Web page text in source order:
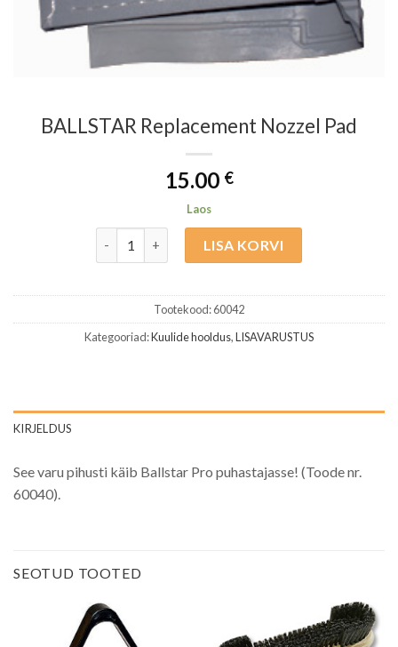
BALLSTAR Replacement Nozzel Pad
15.00 €
Laos
LISA KORVI
Tootekood:60042
Kategooriad:Kuulide hooldus,LISAVARUSTUS
KIRJELDUS
See varu pihusti käib Ballstar Pro puhastajasse! (Toode nr.
60040).
SEOTUD TOOTED